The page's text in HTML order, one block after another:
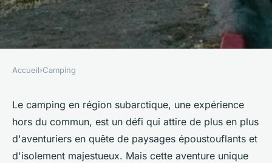
CAMPING
Quels sont les équipements
nécessaires pour un camping
en région subarctique?
Accueil›Camping
Le camping en région subarctique, une expérience
hors du commun, est un défi qui attire de plus en plus
d'aventuriers en quête de paysages époustouflants et
d'isolement majestueux. Mais cette aventure unique